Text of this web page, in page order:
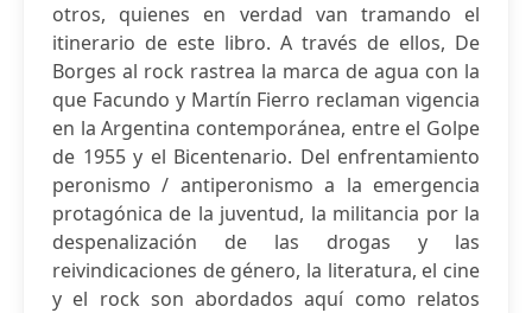
otros, quienes en verdad van tramando el
itinerario de este libro. A través de ellos, De
Borges al rock rastrea la marca de agua con la
que Facundo y Martín Fierro reclaman vigencia
en la Argentina contemporánea, entre el Golpe
de 1955 y el Bicentenario. Del enfrentamiento
peronismo / antiperonismo a la emergencia
protagónica de la juventud, la militancia por la
despenalización de las drogas y las
reivindicaciones de género, la literatura, el cine
y el rock son abordados aquí como relatos